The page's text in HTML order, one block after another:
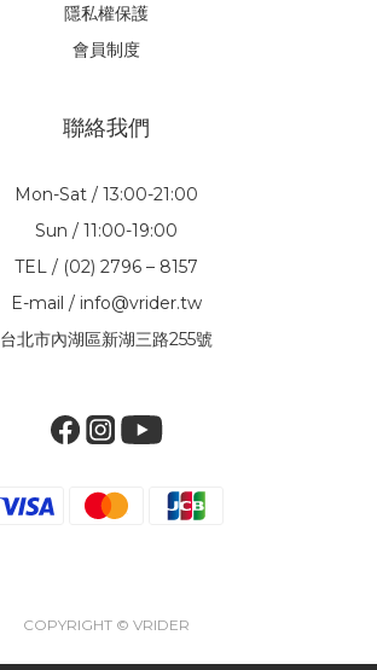
隱私權保護
會員制度
聯絡我們
Mon-Sat / 13:00-21:00
Sun / 11:00-19:00
TEL / (02) 2796 – 8157
E-mail / info@vrider.tw
台北市內湖區新湖三路255號
COPYRIGHT © VRIDER